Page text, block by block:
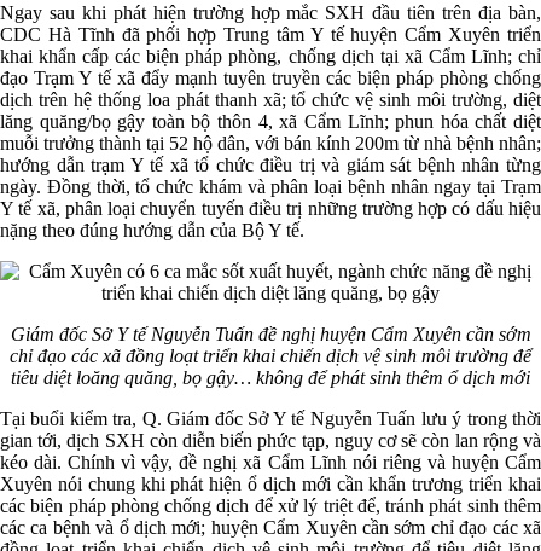
Ngay sau khi phát hiện trường hợp mắc SXH đầu tiên trên địa bàn,
CDC Hà Tĩnh đã phối hợp Trung tâm Y tế huyện Cẩm Xuyên triển
khai khẩn cấp các biện pháp phòng, chống dịch tại xã Cẩm Lĩnh; chỉ
đạo Trạm Y tế xã đẩy mạnh tuyên truyền các biện pháp phòng chống
dịch trên hệ thống loa phát thanh xã; tổ chức vệ sinh môi trường, diệt
lăng quăng/bọ gậy toàn bộ thôn 4, xã Cẩm Lĩnh; phun hóa chất diệt
muỗi trưởng thành tại 52 hộ dân, với bán kính 200m từ nhà bệnh nhân;
hướng dẫn trạm Y tế xã tổ chức điều trị và giám sát bệnh nhân từng
ngày. Đồng thời, tổ chức khám và phân loại bệnh nhân ngay tại Trạm
Y tế xã, phân loại chuyển tuyến điều trị những trường hợp có dấu hiệu
nặng theo đúng hướng dẫn của Bộ Y tế.
Giám đốc Sở Y tế Nguyễn Tuấn đề nghị huyện Cẩm Xuyên cần sớm
chỉ đạo các xã đồng loạt triển khai chiến dịch vệ sinh môi trường để
tiêu diệt loăng quăng, bọ gậy… không để phát sinh thêm ổ dịch mới
Tại buổi kiểm tra, Q. Giám đốc Sở Y tế Nguyễn Tuấn lưu ý trong thời
gian tới, dịch SXH còn diễn biến phức tạp, nguy cơ sẽ còn lan rộng và
kéo dài. Chính vì vậy, đề nghị xã Cẩm Lĩnh nói riêng và huyện Cẩm
Xuyên nói chung khi phát hiện ổ dịch mới cần khẩn trương triển khai
các biện pháp phòng chống dịch để xử lý triệt để, tránh phát sinh thêm
các ca bệnh và ổ dịch mới; huyện Cẩm Xuyên cần sớm chỉ đạo các xã